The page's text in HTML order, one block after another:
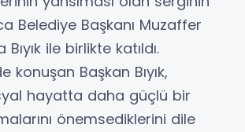
Belediye Başkanı Muzaffer
Bıyık ile birlikte katıldı.
konuşan Başkan Bıyık,
hayatta daha güçlü bir
önemsediklerini dile